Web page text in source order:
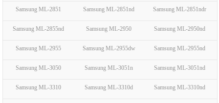
Samsung ML-2851 Samsung ML-2851nd Samsung ML-2851ndr
Samsung ML-2855nd Samsung ML-2950 Samsung ML-2950nd
Samsung ML-2955 Samsung ML-2955dw Samsung ML-2955nd
Samsung ML-3050 Samsung ML-3051n Samsung ML-3051nd
Samsung ML-3310 Samsung ML-3310d Samsung ML-3310nd